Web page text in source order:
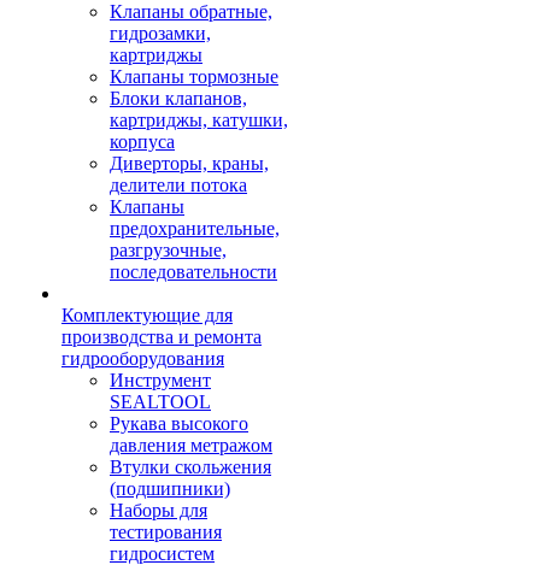
Клапаны обратные,
гидрозамки,
картриджы
Клапаны тормозные
Блоки клапанов,
картриджы, катушки,
корпуса
Диверторы, краны,
делители потока
Клапаны
предохранительные,
разгрузочные,
последовательности
Комплектующие для
производства и ремонта
гидрооборудования
Инструмент
SEALTOOL
Рукава высокого
давления метражом
Втулки скольжения
(подшипники)
Наборы для
тестирования
гидросистем